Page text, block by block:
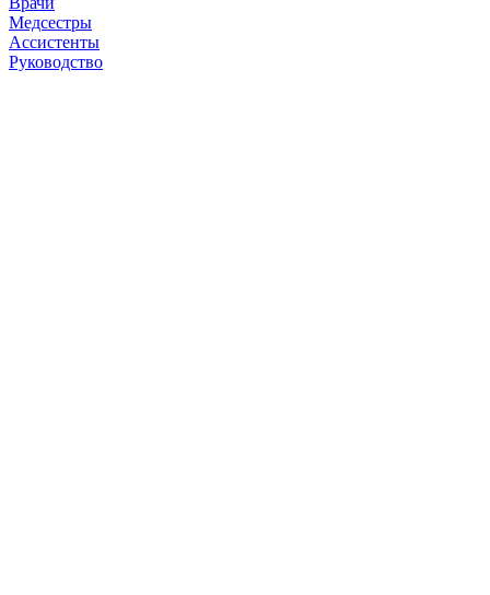
Медсестры
Ассистенты
Руководство